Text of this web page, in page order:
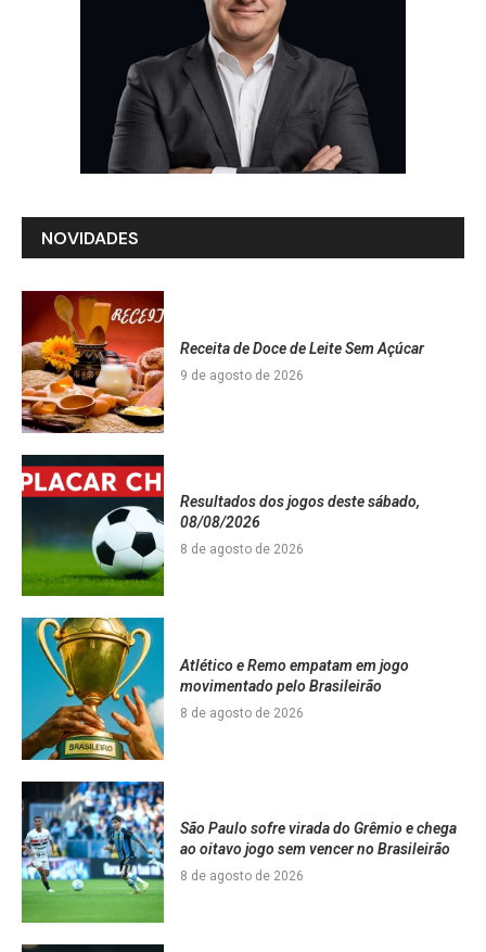
NOVIDADES
Receita de Doce de Leite Sem Açúcar
9 de agosto de 2026
Resultados dos jogos deste sábado,
08/08/2026
8 de agosto de 2026
Atlético e Remo empatam em jogo
movimentado pelo Brasileirão
8 de agosto de 2026
São Paulo sofre virada do Grêmio e chega
ao oitavo jogo sem vencer no Brasileirão
8 de agosto de 2026